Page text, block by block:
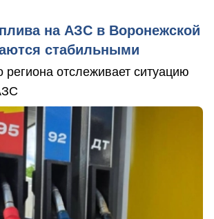
на АЗС в Воронежской
стабильными
региона отслеживает ситуацию